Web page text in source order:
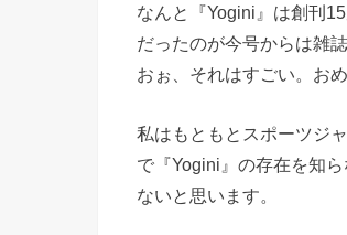
なんと『Yogini』は創刊
だったのが今号からは雑
おぉ、それはすごい。お
私はもともとスポーツジ
で『Yogini』の存在を知
ないと思います。